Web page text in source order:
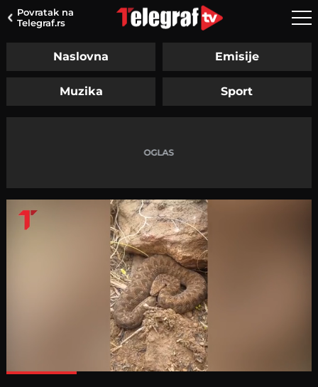
Povratak na
Telegraf.rs
Naslovna Emisije
Muzika Sport